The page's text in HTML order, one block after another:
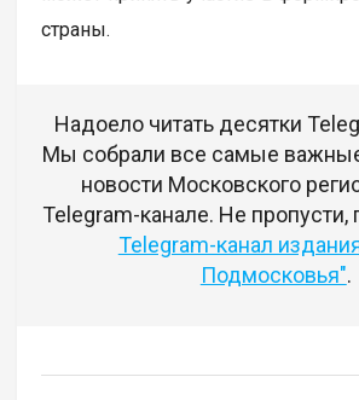
страны.
Надоело читать десятки
Мы собрали все самые
новости Московского
Telegram-канале. Не
Telegram-канал
Подмосковья".